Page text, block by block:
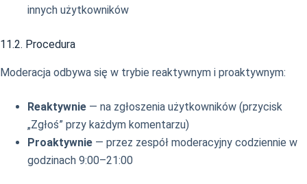
innych użytkowników
11.2. Procedura
Moderacja odbywa się w trybie reaktywnym i proaktywnym:
Reaktywnie — na zgłoszenia użytkowników (przycisk
„Zgłoś” przy każdym komentarzu)
Proaktywnie — przez zespół moderacyjny codziennie w
godzinach 9:00–21:00